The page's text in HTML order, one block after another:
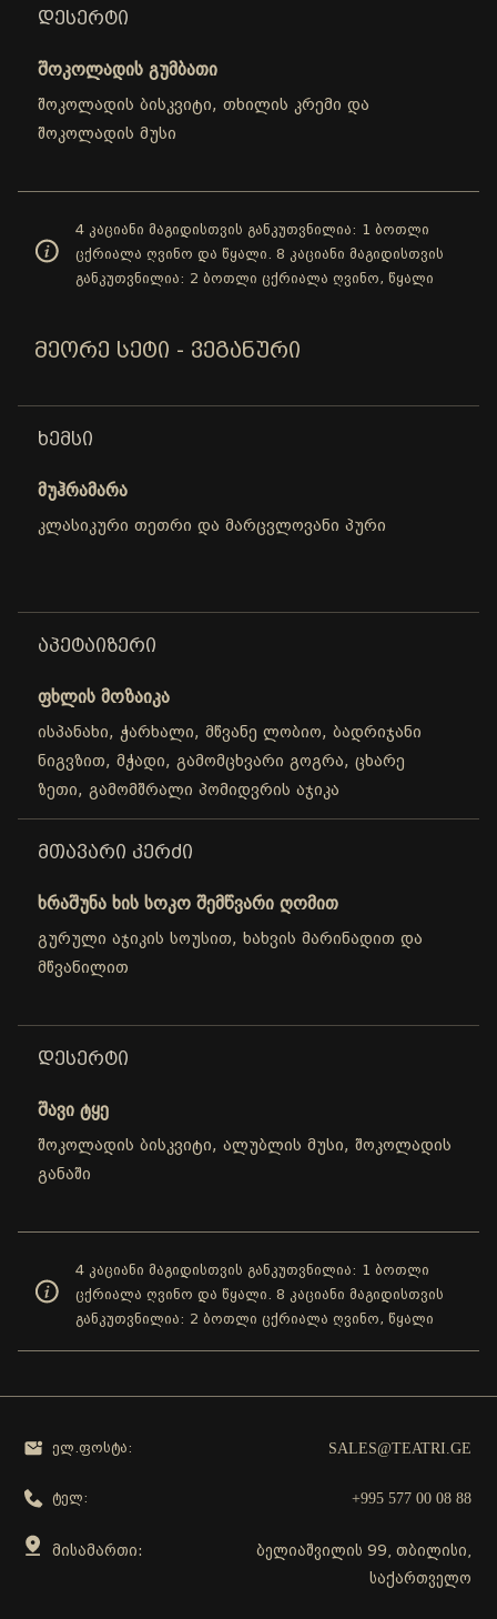
ᲓᲔᲡᲔᲠᲢᲘ
შოკოლადის გუმბათი
შოკოლადის ბისკვიტი, თხილის კრემი და
შოკოლადის მუსი
4 კაციანი მაგიდისთვის განკუთვნილია: 1 ბოთლი
ცქრიალა ღვინო და წყალი. 8 კაციანი მაგიდისთვის
განკუთვნილია: 2 ბოთლი ცქრიალა ღვინო, წყალი
ᲛᲔᲝᲠᲔ ᲡᲔᲢᲘ - ᲕᲔᲒᲐᲜᲣᲠᲘ
ᲮᲔᲛᲡᲘ
მუჰრამარა
კლასიკური თეთრი და მარცვლოვანი პური
ᲐᲞᲔᲢᲐᲘᲖᲔᲠᲘ
ფხლის მოზაიკა
ისპანახი, ჭარხალი, მწვანე ლობიო, ბადრიჯანი
ნიგვზით, მჭადი, გამომცხვარი გოგრა, ცხარე
ზეთი, გამომშრალი პომიდვრის აჯიკა
ᲛᲗᲐᲕᲐᲠᲘ ᲙᲔᲠᲫᲘ
ხრაშუნა ხის სოკო შემწვარი ღომით
გურული აჯიკის სოუსით, ხახვის მარინადით და
მწვანილით
ᲓᲔᲡᲔᲠᲢᲘ
შავი ტყე
შოკოლადის ბისკვიტი, ალუბლის მუსი, შოკოლადის
განაში
4 კაციანი მაგიდისთვის განკუთვნილია: 1 ბოთლი
ცქრიალა ღვინო და წყალი. 8 კაციანი მაგიდისთვის
განკუთვნილია: 2 ბოთლი ცქრიალა ღვინო, წყალი
ელ.ფოსტა: SALES@TEATRI.GE
ტელ: +995 577 00 08 88
მისამართი:
ბელიაშვილის 99, თბილისი,
საქართველო